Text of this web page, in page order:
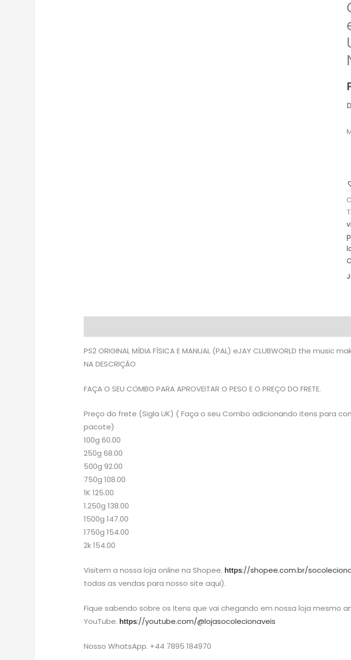
E
–
PS2 ORIGINAL MÍDIA FÍSICA E MANUAL (PAL) eJAY CLUBWORLD the music
NA DESCRIÇÃO
FAÇA O SEU COMBO PARA APROVEITAR O PESO E O PREÇO DO FRETE.
Preço do frete (Sigla UK) ( Faça o seu Combo adicionando itens para
pacote)
100g 60.00
250g 68.00
500g 92.00
750g 108.00
1K 125.00
1.250g 138.00
1500g 147.00
1750g 154.00
2k 154.00
Visitem a nossa loja online na Shopee. https://shopee.com.br/
todas as vendas para nosso site aqui).
Fique sabendo sobre os Itens que vai chegando em nossa loja mesmo
YouTube. https://youtube.com/@lojasocolecionaveis
Nosso WhatsApp. +44 7895 184970